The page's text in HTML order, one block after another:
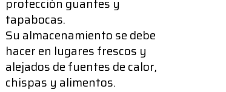
protección guantes y
tapabocas.
Su almacenamiento se debe
hacer en lugares frescos y
alejados de fuentes de calor,
chispas y alimentos.